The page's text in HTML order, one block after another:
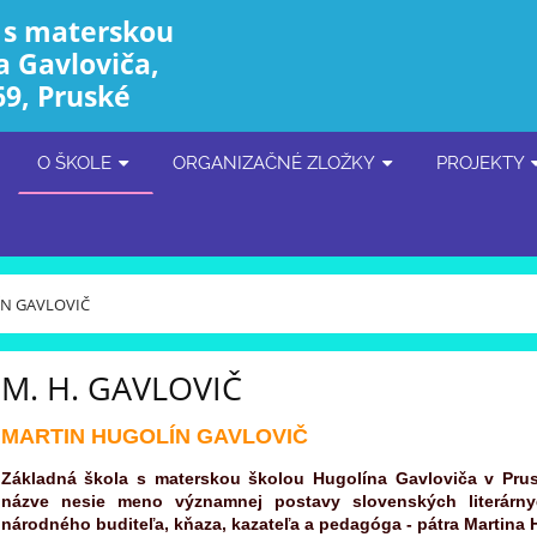
materskou
Gavloviča,
Pruské
O ŠKOLE ORGANIZAČNÉ ZLOŽKY PROJEKTY
GAVLOVIČ
M. H. GAVLOVIČ
MARTIN HUGOLÍN GAVLOVIČ
Základná škola s materskou školou Hugolína Gavloviča v
názve nesie meno významnej postavy slovenských
národného buditeľa, kňaza, kazateľa a pedagóga - pátra Martina